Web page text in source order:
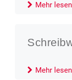
Mehr lesen
Mehr lesen